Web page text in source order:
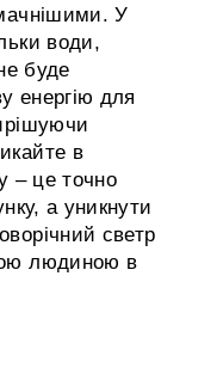
У
води,
буде
енергію для
в
– це точно
а уникнути
светр
людиною в